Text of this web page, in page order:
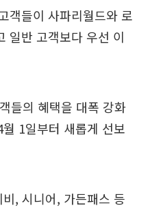
객들이 사파리월드와 로
일반 고객보다 우선 이
들의 혜택을 대폭 강화
1일부터 새롭게 선보
, 시니어, 가든패스 등